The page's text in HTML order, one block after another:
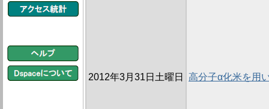
2012年3月31日土曜日 高分子α化米を用